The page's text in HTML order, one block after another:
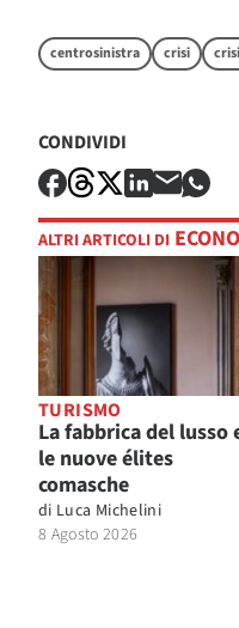
centrosinistra crisi
CONDIVIDI
ALTRI ARTICOLI DI
TURISMO
La fabbrica del lusso
le nuove élites
comasche
di Luca Michelini
8 Agosto 2026